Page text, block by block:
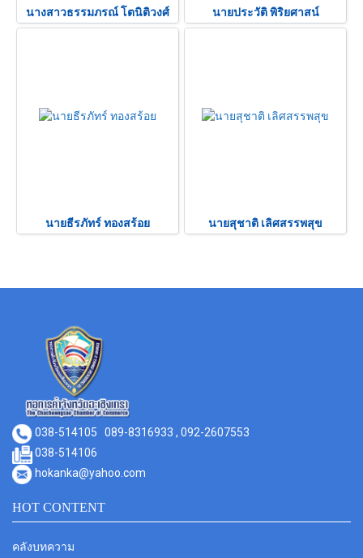
นางสาวธรรมภรณ์ โตนิติวงศ์ นายประวัติ พิริยศาสน์
นายธีรภัทร์ ทองสร้อย นายสุชาติ เลิศสรรพสุข
038-514105 089-8316933 , 092-2607553
038-514106
hokanka@yahoo.com
HOT CONTENT
คลังบทความ